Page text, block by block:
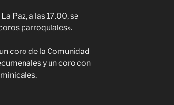
Paz, a las 17.00, se
parroquiales».
coro de la Comunidad
y un coro con